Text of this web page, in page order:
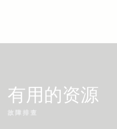
有用的资源
故障排查